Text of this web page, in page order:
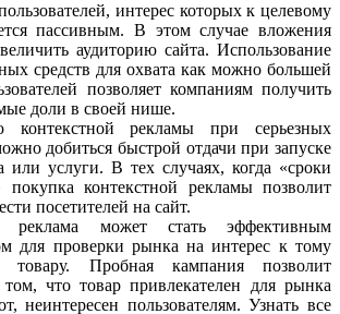
интерес которых к целевому
пассивным. В этом случае вложения
аудиторию сайта. Использование
средств для охвата как можно большей
позволяет компаниям получить
доли в своей нише.
рекламы при серьезных
добиться быстрой отдачи при запуске
или услуги. В тех случаях, когда «сроки
контекстной рекламы позволит
посетителей на сайт.
реклама может стать эффективным
для проверки рынка на интерес к тому
Пробная кампания позволит
том, что товар привлекателен для рынка
неинтересен пользователям. Узнать все